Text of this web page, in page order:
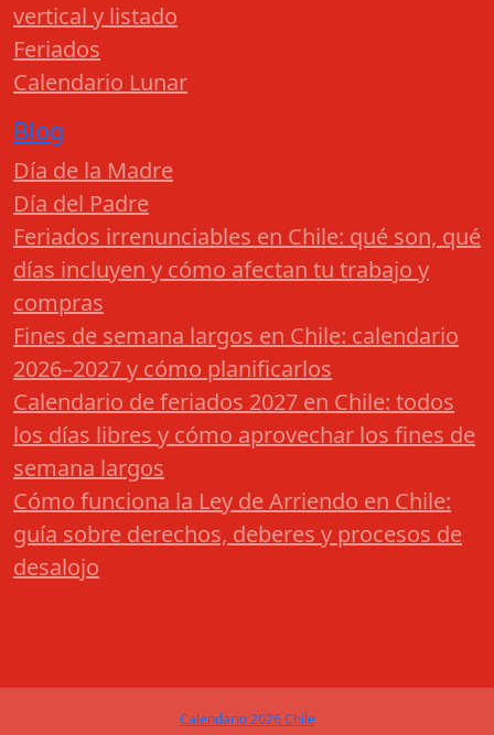
vertical y listado
Feriados
Calendario Lunar
Blog
Día de la Madre
Día del Padre
Feriados irrenunciables en Chile: qué son, qué
días incluyen y cómo afectan tu trabajo y
compras
Fines de semana largos en Chile: calendario
2026–2027 y cómo planificarlos
Calendario de feriados 2027 en Chile: todos
los días libres y cómo aprovechar los fines de
semana largos
Cómo funciona la Ley de Arriendo en Chile:
guía sobre derechos, deberes y procesos de
desalojo
Calendario 2026 Chile